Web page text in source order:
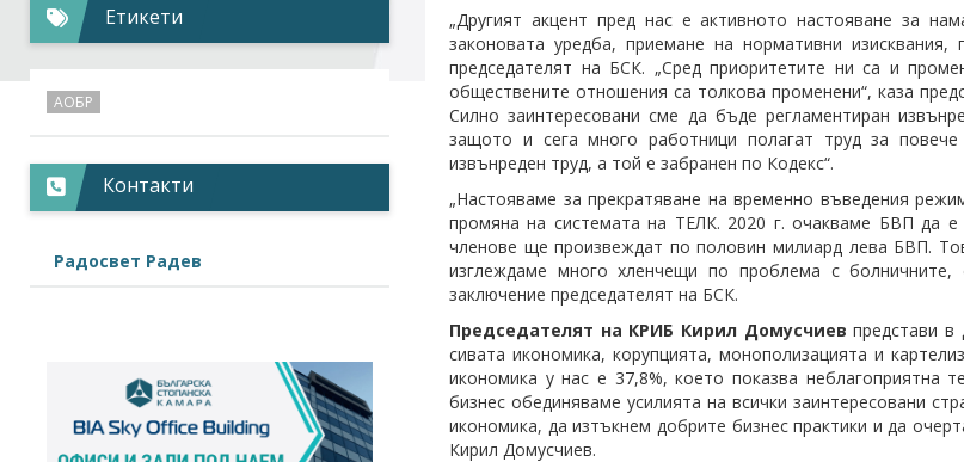
„Другият акцент пред нас е активното настояване за
законовата уредба, приемане на нормативни
председателят на БСК. „Сред приоритетите ни са и
обществените отношения са толкова променени“, каза
Силно заинтересовани сме да бъде регламентиран
защото и сега много работници полагат труд за
извънреден труд, а той е забранен по Кодекс“.
„Настояваме за прекратяване на временно въведения
промяна на системата на ТЕЛК. 2020 г. очакваме БВП да
членове ще произвеждат по половин милиард лева БВП.
изглеждаме много хленчещи по проблема с
заключение председателят на БСК.
Председателят на КРИБ Кирил Домусчиевпредстави
сивата икономика, корупцията, монополизацията и
икономика у нас е 37,8%, което показва неблагоприятна
бизнес обединяваме усилията на всички заинтересовани
икономика, да изтъкнем добрите бизнес практики и да
Кирил Домусчиев.
Пресконференция на АОБР:
Представяне на...
+
Етикети
АОБР
Контакти
Радосвет Радев